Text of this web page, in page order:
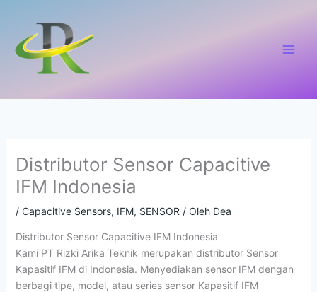
konten
Distributor Sensor Capacitive
IFM Indonesia
/ Capacitive Sensors, IFM, SENSOR / Oleh Dea
Distributor Sensor Capacitive IFM Indonesia
Kami PT Rizki Arika Teknik merupakan distributor Sensor
Kapasitif IFM di Indonesia. Menyediakan sensor IFM dengan
berbagi tipe, model, atau series sensor Kapasitif IFM